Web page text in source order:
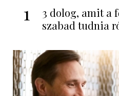
1
3 dolog, amit a
szabad tudnia